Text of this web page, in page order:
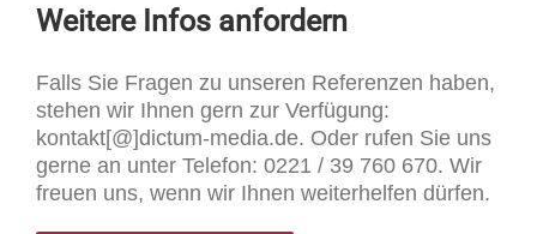
Weitere Infos anfordern
Falls Sie Fragen zu unseren Referenzen haben,
stehen wir Ihnen gern zur Verfügung:
kontakt[@]dictum-media.de. Oder rufen Sie uns
gerne an unter Telefon: 0221 / 39 760 670. Wir
freuen uns, wenn wir Ihnen weiterhelfen dürfen.